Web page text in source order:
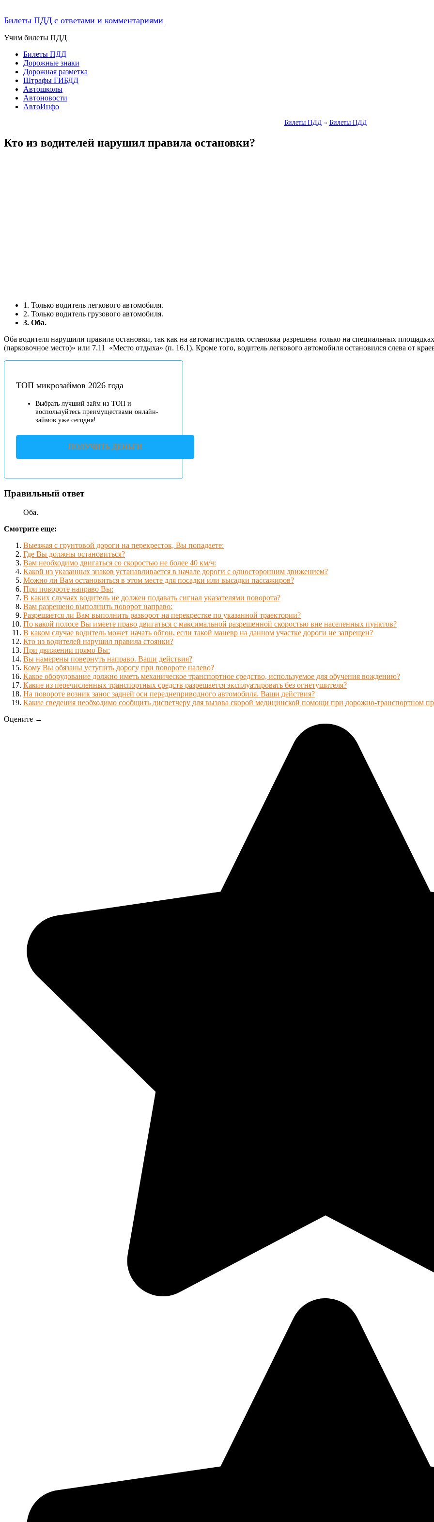
Билеты ПДД с ответами и комментариями
Учим билеты ПДД
Билеты ПДД
Дорожные знаки
Дорожная разметка
Штрафы ГИБДД
Автошколы
Автоновости
АвтоИнфо
Билеты ПДД » Билеты ПДД
Кто из водителей нарушил правила остановки?
1. Только водитель легкового автомобиля.
2. Только водитель грузового автомобиля.
3. Оба.
Оба водителя нарушили правила остановки, так как на автомагистралях остановка разрешена только на специальных
(парковочное место)» или 7.11
«Место отдыха» (п. 16.1). Кроме того, водитель легкового автомобиля остановился слева от
ТОП микрозаймов 2026 года
Выбрать лучший займ из ТОП и
воспользуйтесь преимуществами онлайн-
займов уже сегодня!
ПОЛУЧИТЬ ДЕНЬГИ
Правильный ответ
Оба.
Смотрите еще:
Выезжая с грунтовой дороги на перекресток, Вы попадаете:
Где Вы должны остановиться?
Вам необходимо двигаться со скоростью не более 40 км/ч:
Какой из указанных знаков устанавливается в начале дороги с односторонним движением?
Можно ли Вам остановиться в этом месте для посадки или высадки пассажиров?
При повороте направо Вы:
В каких случаях водитель не должен подавать сигнал указателями поворота?
Вам разрешено выполнить поворот направо:
Разрешается ли Вам выполнить разворот на перекрестке по указанной траектории?
По какой полосе Вы имеете право двигаться с максимальной разрешенной скоростью вне населенных пунктов?
В каком случае водитель может начать обгон, если такой маневр на данном участке дороги не запрещен?
Кто из водителей нарушил правила стоянки?
При движении прямо Вы:
Вы намерены повернуть направо. Ваши действия?
Кому Вы обязаны уступить дорогу при повороте налево?
Какое оборудование должно иметь механическое транспортное средство, используемое для обучения вождению?
Какие из перечисленных транспортных средств разрешается эксплуатировать без огнетушителя?
На повороте возник занос задней оси переднеприводного автомобиля. Ваши действия?
Какие сведения необходимо сообщить диспетчеру для вызова скорой медицинской помощи при дорожно-транспортном
Оцените →